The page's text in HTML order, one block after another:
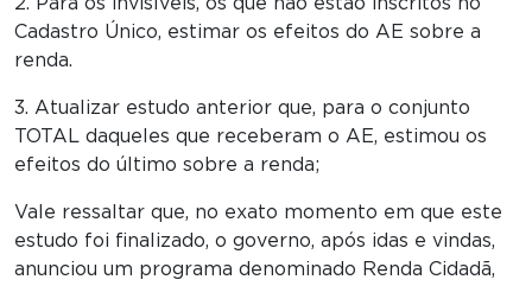
2. Para os invisíveis, os que não estão inscritos no
Cadastro Único, estimar os efeitos do AE sobre a
renda.
3. Atualizar estudo anterior que, para o conjunto
TOTAL daqueles que receberam o AE, estimou os
efeitos do último sobre a renda;
Vale ressaltar que, no exato momento em que este
estudo foi finalizado, o governo, após idas e vindas,
anunciou um programa denominado Renda Cidadã,